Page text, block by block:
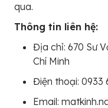
qua.
Thông tin liên hệ:
Địa chỉ: 670 Sư
Chí Minh
Điện thoại: 0933
Email: